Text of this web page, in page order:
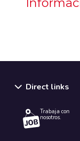
Direct links
Trabaja con
nosotros.